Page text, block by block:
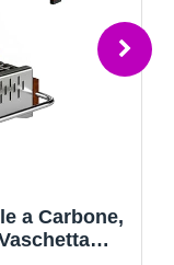
Carbonella